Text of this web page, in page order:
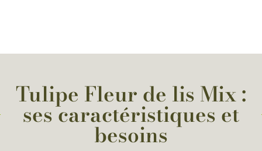
Tulipe Fleur de lis Mix :
ses caractéristiques et
besoins